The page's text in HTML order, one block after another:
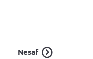
Nesaf